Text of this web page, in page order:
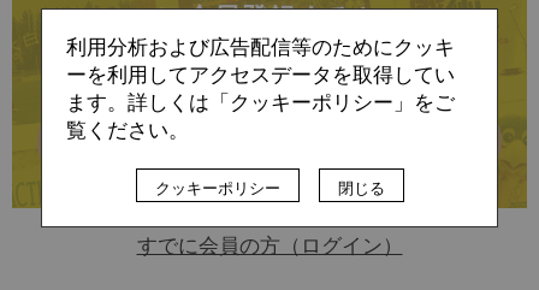
に会員登録すると
お読みいただけます
すでに会員の方（ログイン）
利用分析および広告配信等のためにクッキ
ーを利用してアクセスデータを取得してい
ます。詳しくは「クッキーポリシー」をご
覧ください。
クッキーポリシー 閉じる